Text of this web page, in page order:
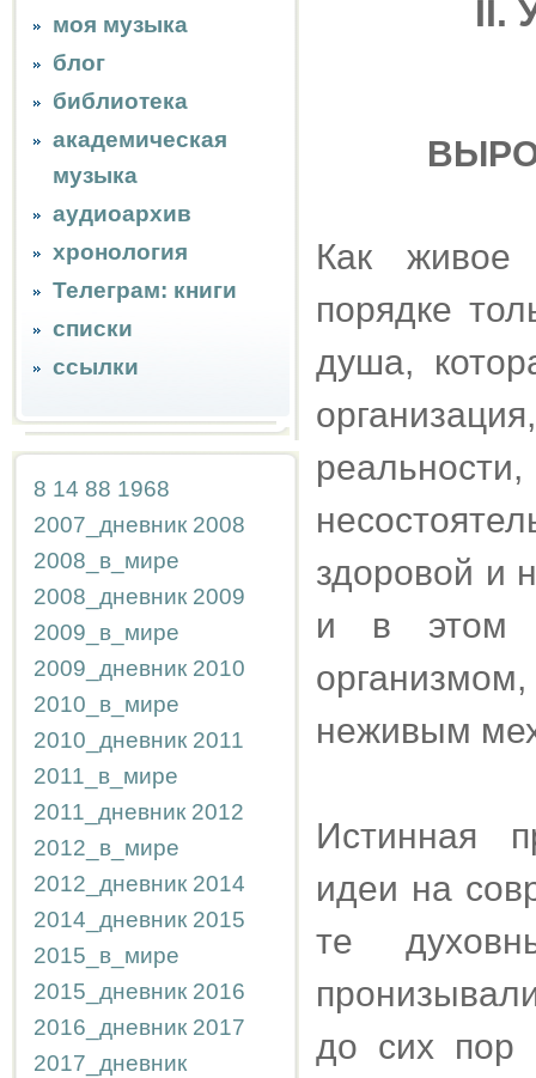
моя музыка
блог
библиотека
академическая
музыка
аудиоархив
хронология
Телеграм: книги
списки
ссылки
8 14 88 1968
2007_дневник 2008
2008_в_мире
2008_дневник 2009
2009_в_мире
2009_дневник 2010
2010_в_мире
2010_дневник 2011
2011_в_мире
2011_дневник 2012
2012_в_мире
2012_дневник 2014
2014_дневник 2015
2015_в_мире
2015_дневник 2016
2016_дневник 2017
2017_дневник
II.
Как живое
порядке
душа,
здоровой и
и в этом
неживым
Истинная
идеи на
те
до сих пор